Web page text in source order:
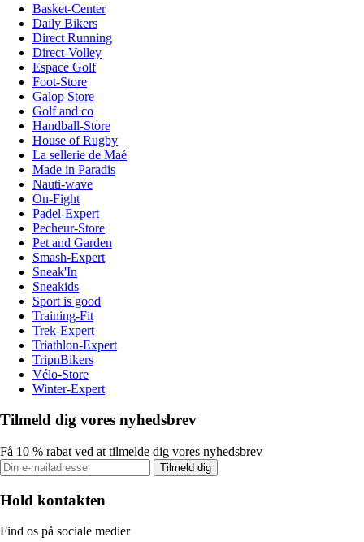
Basket-Center
Daily Bikers
Direct Running
Direct-Volley
Espace Golf
Foot-Store
Galop Store
Golf and co
Handball-Store
House of Rugby
La sellerie de Maé
Made in Paradis
Nauti-wave
On-Fight
Padel-Expert
Pecheur-Store
Pet and Garden
Smash-Expert
Sneak'In
Sneakids
Sport is good
Training-Fit
Trek-Expert
Triathlon-Expert
TripnBikers
Vélo-Store
Winter-Expert
Tilmeld dig vores nyhedsbrev
Få 10 % rabat ved at tilmelde dig vores nyhedsbrev
Tilmeld dig
Hold kontakten
Find os på sociale medier